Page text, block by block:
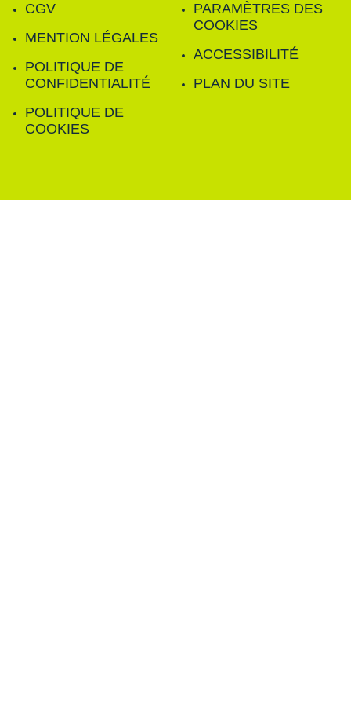
CGV
MENTION LÉGALES
POLITIQUE DE
CONFIDENTIALITÉ
POLITIQUE DE
COOKIES
PARAMÈTRES DES
COOKIES
ACCESSIBILITÉ
PLAN DU SITE